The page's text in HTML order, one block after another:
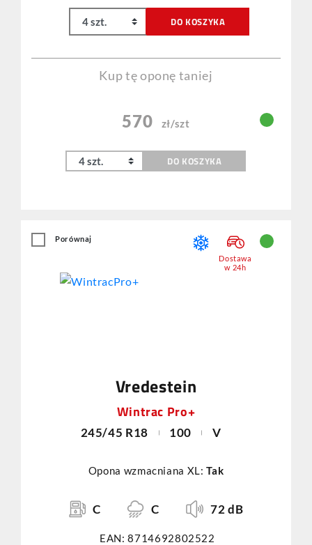
DO KOSZYKA
Kup tę oponę taniej
570 zł/szt
DO KOSZYKA
Vredestein
Wintrac Pro+
245/45 R18 100 V
Opona wzmacniana XL:Tak
C C 72 dB
EAN: 8714692802522
Porównaj
Dostawa
w 24h